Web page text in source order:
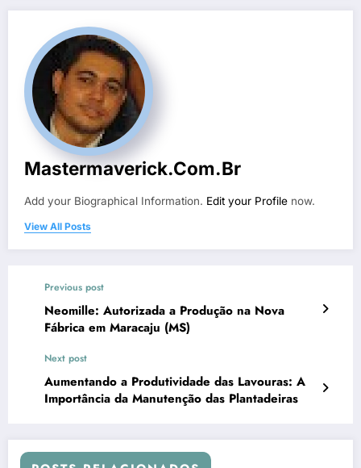
Mastermaverick.com.br
Add your Biographical Information. Edit your Profile now.
View All Posts
Previous post
Neomille: Autorizada a Produção na Nova
Fábrica em Maracaju (MS)
Next post
Aumentando a Produtividade das Lavouras: A
Importância da Manutenção das Plantadeiras